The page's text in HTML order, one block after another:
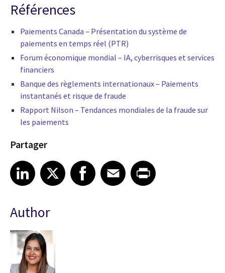
Références
Paiements Canada – Présentation du système de
paiements en temps réel (PTR)
Forum économique mondial – IA, cyberrisques et services
financiers
Banque des règlements internationaux – Paiements
instantanés et risque de fraude
Rapport Nilson – Tendances mondiales de la fraude sur
les paiements
Partager
Share article on LinkedIn
LinkedIn
Share article on XShare article on Facebook
Facebook
Share article on Email
EmailShare article on Print
Author